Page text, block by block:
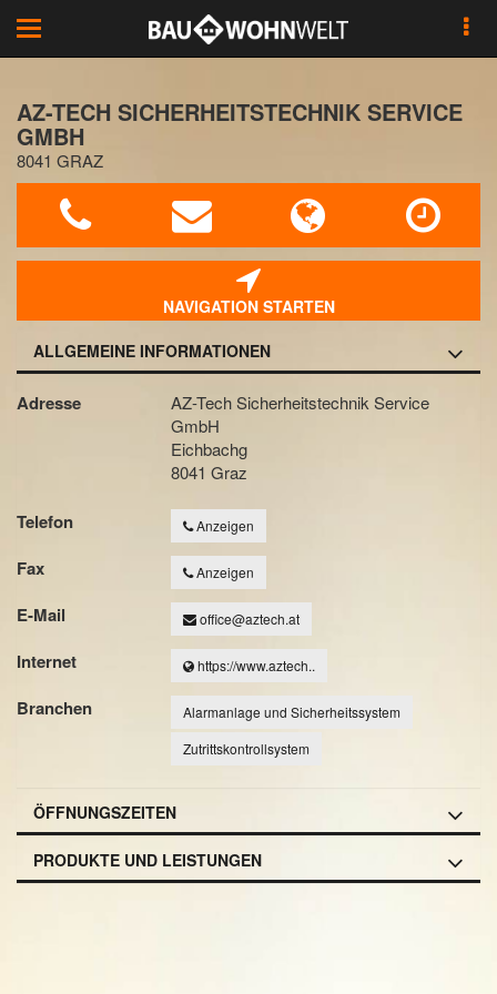
Toggle
navigation
AZ-TECH SICHERHEITSTECHNIK SERVICE
GMBH
8041 GRAZ
NAVIGATION STARTEN
ALLGEMEINE INFORMATIONEN
Adresse
AZ-Tech Sicherheitstechnik Service
GmbH
Eichbachg
8041 Graz
Telefon Anzeigen
Fax Anzeigen
E-Mail office@aztech.at
Internet https://www.aztech..
Branchen
Alarmanlage und Sicherheitssystem
Zutrittskontrollsystem
ÖFFNUNGSZEITEN
PRODUKTE UND LEISTUNGEN